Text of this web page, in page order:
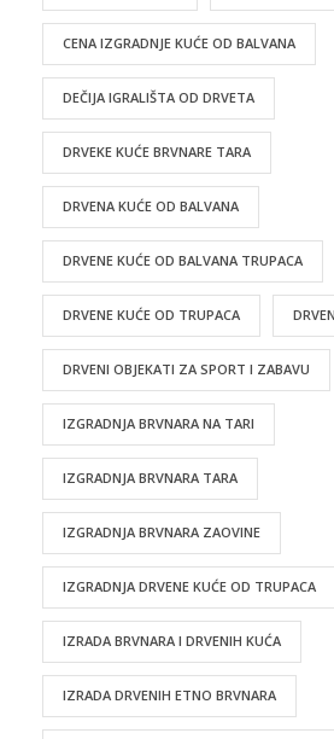
CENA IZGRADNJE KUĆE OD BALVANA
DEČIJA IGRALIŠTA OD DRVETA
DRVEKE KUĆE BRVNARE TARA
DRVENA KUĆE OD BALVANA
DRVENE KUĆE OD BALVANA TRUPACA
DRVENE KUĆE OD TRUPACA
DRVENI OBJEKATI ZA SPORT I ZABAVU
IZGRADNJA BRVNARA NA TARI
IZGRADNJA BRVNARA TARA
IZGRADNJA BRVNARA ZAOVINE
IZGRADNJA DRVENE KUĆE OD TRUPACA
IZRADA BRVNARA I DRVENIH KUĆA
IZRADA DRVENIH ETNO BRVNARA